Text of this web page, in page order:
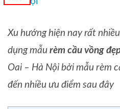
Xu hướng hiện nay rất
dụng mẫu rèm cầu vồng
Oai – Hà Nội bởi mẫu rèm
đến nhiều ưu điểm sau đây